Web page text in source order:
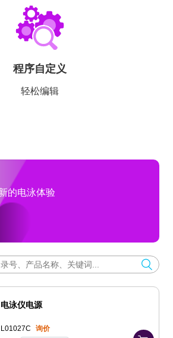
程序自定义
轻松编辑
的电泳体验
电泳仪电源
L01027C 询价